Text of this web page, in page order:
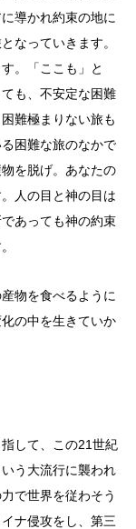
導かれ約束の地に
なっていきます。
。「ここも」と
も、不安定な困難
難極まりない旅も
困難な旅のなかで
を脱げ。あなたの
人の目と神の目は
あっても神の約束
物を食べるように
の中を生きていか
して、この21世紀
う大流行に襲われ
で世界を従わそう
ナ侵攻をし、第三